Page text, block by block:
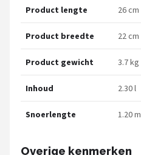
Product lengte 26 cm
Product breedte 22 cm
Product gewicht 3.7 kg
Inhoud 2.30 l
Snoerlengte 1.20 m
Overige kenmerken